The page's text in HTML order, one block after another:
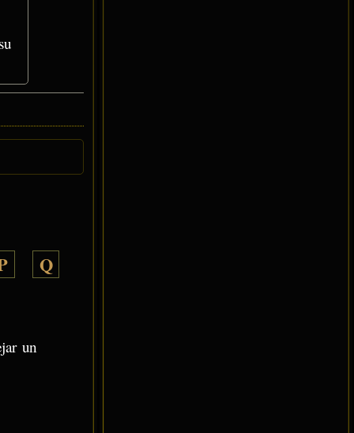
Q
un